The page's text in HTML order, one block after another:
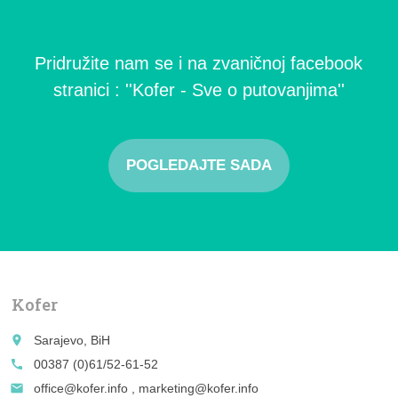
Pridružite nam se i na zvaničnoj facebook
stranici : ''Kofer - Sve o putovanjima''
POGLEDAJTE SADA
Kofer
place
Sarajevo, BiH
call
00387 (0)61/52-61-52
email
office@kofer.info , marketing@kofer.info